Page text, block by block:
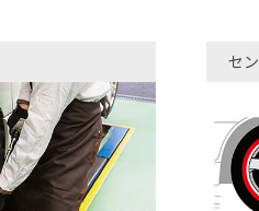
セ